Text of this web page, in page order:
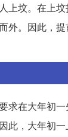
上坟。在上坟
外。因此，提
求在大年初一
此，大年初一